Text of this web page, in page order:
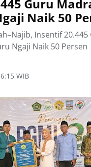
Guru
Naik 50
Insentif 20.445
Ngaji Naik 50 Persen
WIB